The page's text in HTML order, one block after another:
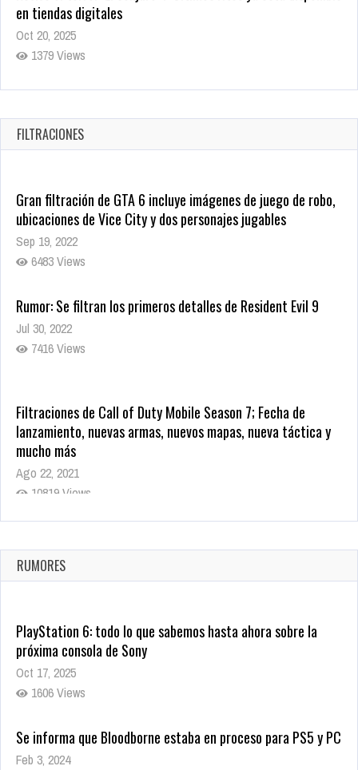
Oct 20, 2025
1379 Views
Warner Bros. lleva a las tiendas digitales su racha de
Oct 17, 2025
1435 Views
FILTRACIONES
Gran filtración de GTA 6 incluye imágenes de juego de robo,
ubicaciones de Vice City y dos personajes jugables
Sep 19, 2022
6483 Views
Rumor: Se filtran los primeros detalles de Resident Evil 9
Jul 30, 2022
7416 Views
Filtraciones de Call of Duty Mobile Season 7; Fecha de
lanzamiento, nuevas armas, nuevos mapas, nueva táctica y
mucho más
Ago 22, 2021
10819 Views
La configuración de Call of Duty 2021 aparentemente ya fue
Ago 8, 2021
10004 Views
RUMORES
PlayStation 6: todo lo que sabemos hasta ahora sobre la
próxima consola de Sony
Oct 17, 2025
1606 Views
Se informa que Bloodborne estaba en proceso para PS5 y PC
Feb 3, 2024